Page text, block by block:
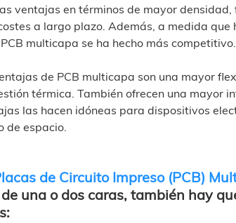
ventajas en términos de mayor
a largo plazo. Además, a medida
multicapa se ha hecho más competitivo.
de PCB multicapa son una mayor
térmica. También ofrecen una mayor
las hacen idóneas para dispositivos
de espacio.
de Circuito Impreso (PCB)
una o dos caras, también hay